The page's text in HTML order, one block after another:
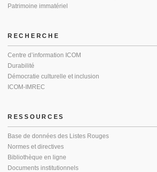
Patrimoine immatériel
RECHERCHE
Centre d’information ICOM
Durabilité
Démocratie culturelle et inclusion
ICOM-IMREC
RESSOURCES
Base de données des Listes Rouges
Normes et directives
Bibliothèque en ligne
Documents institutionnels